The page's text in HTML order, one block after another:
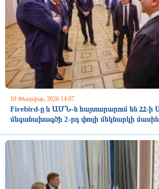
10 Փետրվար, 2026 14:07
Firebird-ը և ԱՄՆ-ն հայտարարում են ՀՀ-ի
մեգանախագծի 2-րդ փուլի մեկնարկի մասին